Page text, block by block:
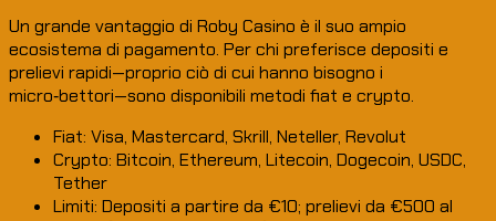
Un grande vantaggio di Roby Casino è il suo ampio
ecosistema di pagamento. Per chi preferisce depositi e
prelievi rapidi—proprio ciò di cui hanno bisogno i
micro‑bettori—sono disponibili metodi fiat e crypto.
Fiat: Visa, Mastercard, Skrill, Neteller, Revolut
Crypto: Bitcoin, Ethereum, Litecoin, Dogecoin, USDC,
Tether
Limiti: Depositi a partire da €10; prelievi da €500 al